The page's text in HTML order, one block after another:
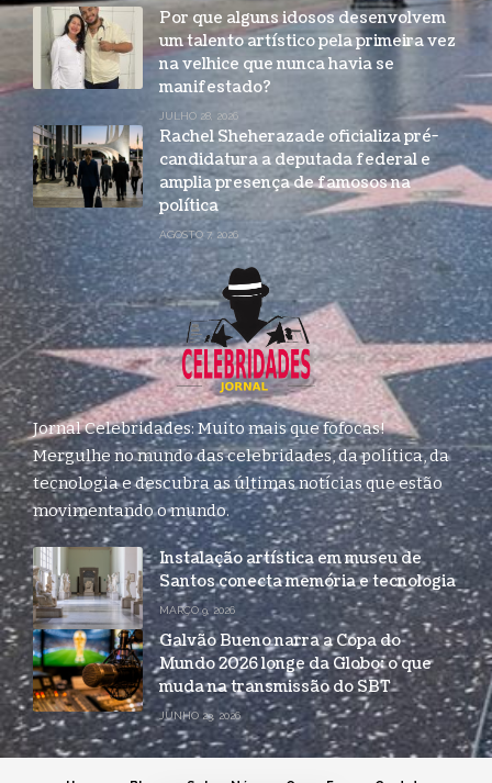
Por que alguns idosos desenvolvem
um talento artístico pela primeira vez
na velhice que nunca havia se
manifestado?
JULHO 28, 2026
Rachel Sheherazade oficializa pré-
candidatura a deputada federal e
amplia presença de famosos na
política
AGOSTO 7, 2026
Jornal Celebridades: Muito mais que fofocas!
Mergulhe no mundo das celebridades, da política, da
tecnologia e descubra as últimas notícias que estão
movimentando o mundo.
Instalação artística em museu de
Santos conecta memória e tecnologia
MARÇO 9, 2026
Galvão Bueno narra a Copa do
Mundo 2026 longe da Globo: o que
muda na transmissão do SBT
JUNHO 23, 2026